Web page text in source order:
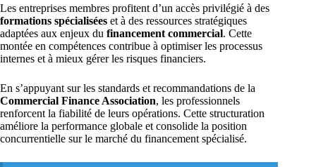
Les entreprises membres profitent d’un accès privilégié à des
formations spécialisées et à des ressources stratégiques
adaptées aux enjeux du financement commercial. Cette
montée en compétences contribue à optimiser les processus
internes et à mieux gérer les risques financiers.
En s’appuyant sur les standards et recommandations de la
Commercial Finance Association, les professionnels
renforcent la fiabilité de leurs opérations. Cette structuration
améliore la performance globale et consolide la position
concurrentielle sur le marché du financement spécialisé.